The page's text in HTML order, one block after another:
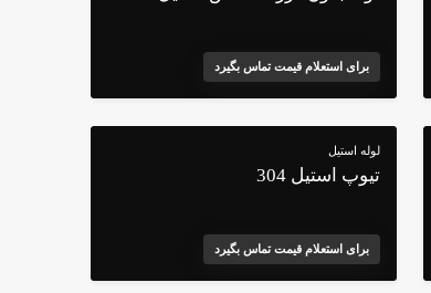
برای استعلام قیمت تماس بگیرد
لوله استیل
تیوپ استیل 304
برای استعلام قیمت تماس بگیرد